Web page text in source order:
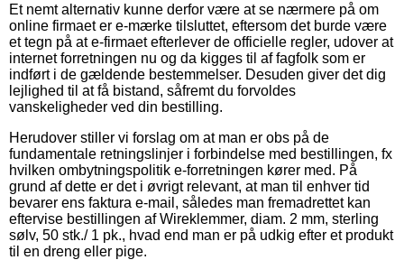
Et nemt alternativ kunne derfor være at se nærmere på om
online firmaet er e-mærke tilsluttet, eftersom det burde være
et tegn på at e-firmaet efterlever de officielle regler, udover at
internet forretningen nu og da kigges til af fagfolk som er
indført i de gældende bestemmelser. Desuden giver det dig
lejlighed til at få bistand, såfremt du forvoldes
vanskeligheder ved din bestilling.
Herudover stiller vi forslag om at man er obs på de
fundamentale retningslinjer i forbindelse med bestillingen, fx
hvilken ombytningspolitik e-forretningen kører med. På
grund af dette er det i øvrigt relevant, at man til enhver tid
bevarer ens faktura e-mail, således man fremadrettet kan
eftervise bestillingen af Wireklemmer, diam. 2 mm, sterling
sølv, 50 stk./ 1 pk., hvad end man er på udkig efter et produkt
til en dreng eller pige.